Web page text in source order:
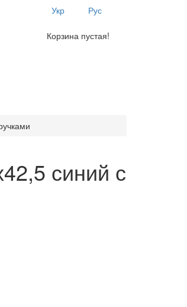
Укр Рус
Корзина пустая!
синий с